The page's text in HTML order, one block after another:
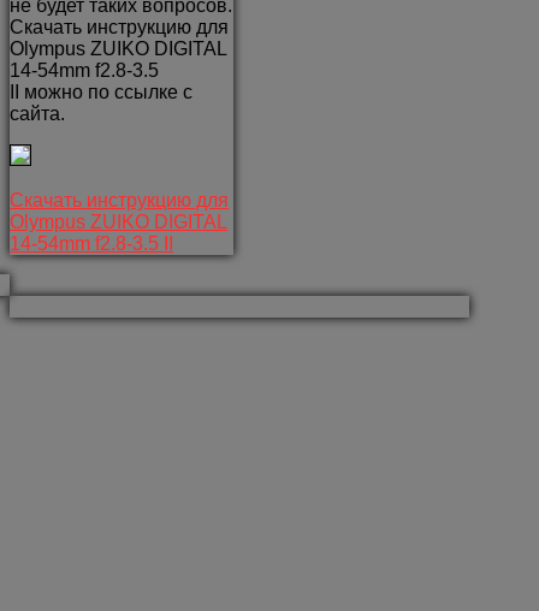
не будет таких вопросов.
Скачать инструкцию для
Olympus ZUIKO DIGITAL
14-54mm f2.8-3.5
II можно по ссылке с
сайта.
Скачать инструкцию для
Olympus ZUIKO DIGITAL
14-54mm f2.8-3.5 II